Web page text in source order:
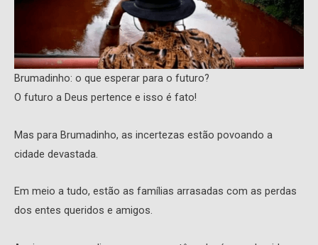
Brumadinho: o que esperar para o futuro?
O futuro a Deus pertence e isso é fato!
Mas para Brumadinho, as incertezas estão povoando a
cidade devastada.
Em meio a tudo, estão as famílias arrasadas com as perdas
dos entes queridos e amigos.